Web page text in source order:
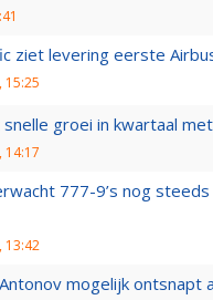
ziet levering eerste
15:25
snelle groei in kwartaal
14:17
777-9’s nog
13:42
mogelijk ontsnapt